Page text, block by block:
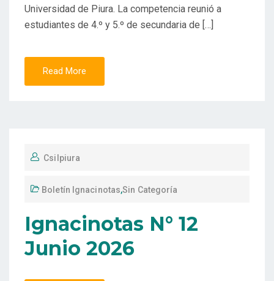
Universidad de Piura. La competencia reunió a
estudiantes de 4.º y 5.º de secundaria de […]
Read More
Csilpiura
Boletín Ignacinotas,Sin Categoría
Ignacinotas N° 12
Junio 2026